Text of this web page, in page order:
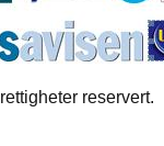
reservert.